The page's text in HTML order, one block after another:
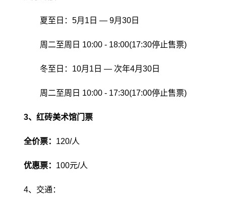
夏至日：5月1日 — 9月30日
周二至周日 10:00 - 18:00(17:30停止售票)
冬至日：10月1日 — 次年4月30日
周二至周日 10:00 - 17:30(17:00停止售票)
3、红砖美术馆门票
全价票： 120/人
优惠票： 100元/人
4、交通：